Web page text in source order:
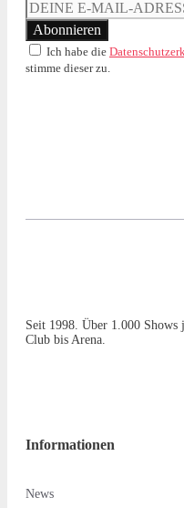
Ich habe die
stimme dieser zu.
Seit 1998. Über 1.000
Club bis Arena.
Informationen
News